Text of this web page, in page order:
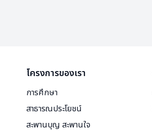
โครงการของเรา
การศึกษา
สาธารณประโยชน์
สะพานบุญ สะพานใจ